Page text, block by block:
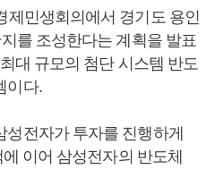
제민생회의에서 경기도 용인
를 조성한다는 계획을 발표
대 규모의 첨단 시스템 반도
이다.
성전자가 투자를 진행하게
이어 삼성전자의 반도체